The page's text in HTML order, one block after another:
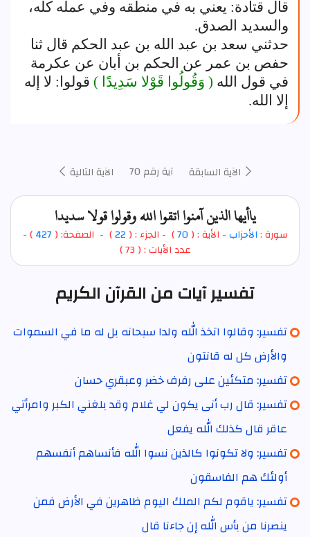
قال قتادة: يعني به في منطقه وفي عمله كله،
والسديد الصدق.
حدثني سعد بن عبد الله بن عبد الحكم قال ثنا
حفص بن عمر عن الحكم بن أبان عن عكرمة
في قول الله ( وَقُولُوا قَوْلا سَدِيدًا ) قولوا: لا إله
إلا الله.
الآية السابقة آية رقم 70 الآية التالية
ياأيها الذين آمنوا اتقوا الله وقولوا قولا سديدا
سورة :الأحزاب- الأية : (70
) - الجزء : ( 22) - الصفحة: ( 427
) -
عدد الأيات : ( 73 )
تفسير آيات من القرآن الكريم
تفسير: وقالوا اتخذ الله ولدا سبحانه بل له ما في السموات
والأرض كل له قانتون
تفسير: متكئين على رفرف خضر وعبقري حسان
تفسير: قال رب أنى يكون لي غلام وقد بلغني الكبر وامرأتي
عاقر قال كذلك الله يفعل
تفسير: ولا تكونوا كالذين نسوا الله فأنساهم أنفسهم
أولئك هم الفاسقون
تفسير: ياقوم لكم الملك اليوم ظاهرين في الأرض فمن
ينصرنا من بأس الله إن جاءنا قال